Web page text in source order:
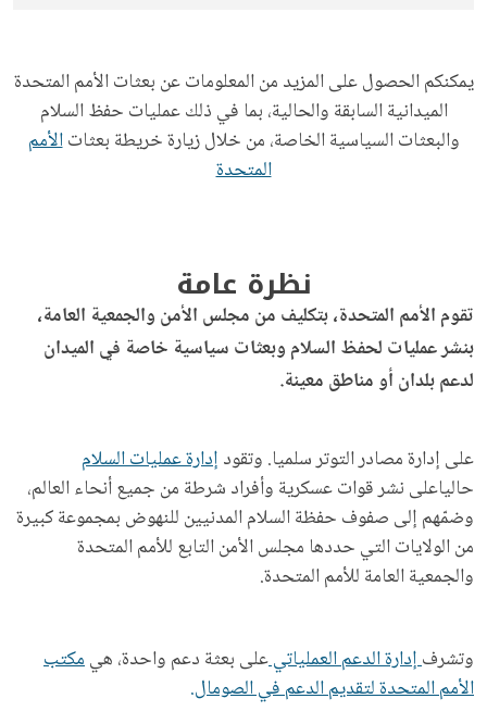
يمكنكم الحصول على المزيد من المعلومات عن بعثات الأمم المتحدة
الميدانية السابقة والحالية، بما في ذلك عمليات حفظ السلام
والبعثات السياسية الخاصة، من خلال زيارة خريطة بعثاتالأمم
المتحدة
نظرة عامة
تقوم الأمم المتحدة، بتكليف من مجلس الأمن والجمعية العامة،
بنشر عمليات لحفظ السلام وبعثات سياسية خاصة في الميدان
لدعم بلدان أو مناطق معينة.
على إدارة مصادر التوتر سلميا. وتقود إدارة عمليات السلام
حالياعلى نشر قوات عسكرية وأفراد شرطة من جميع أنحاء العالم،
وضمّهم إلى صفوف حفظة السلام المدنيين للنهوض بمجموعة كبيرة
من الولايات التي حددها مجلس الأمن التابع للأمم المتحدة
والجمعية العامة للأمم المتحدة.
وتشرفإدارة الدعم العملياتيعلى بعثة دعم واحدة، هيمكتب
الأمم المتحدة لتقديم الدعم في الصومال.